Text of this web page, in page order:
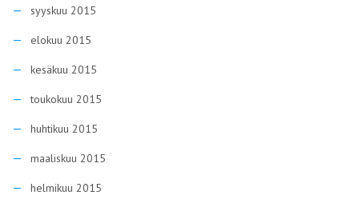
syyskuu 2015
elokuu 2015
kesäkuu 2015
toukokuu 2015
huhtikuu 2015
maaliskuu 2015
helmikuu 2015